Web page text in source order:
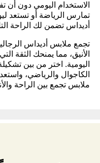
الاستخدام اليومي دون أن
تمارس الرياضة أو تستعد
أديداس تضمن لك الراحة
تجمع ملابس أديداس
الأنيق، مما يمنحك الثقة
اليومية. اختر من بين
الكاجوال والرياضي،
ملابس تجمع بين الراحة